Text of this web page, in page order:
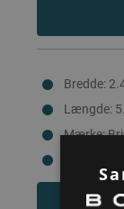
Bredde:
Længde:
Mærke: